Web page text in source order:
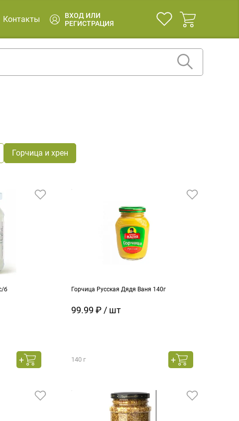
Контакты
ВХОД ИЛИ
РЕГИСТРАЦИЯ
Горчица и хрен
б Горчица Русская Дядя Ваня 140г
99.99 ₽ / шт
140 г